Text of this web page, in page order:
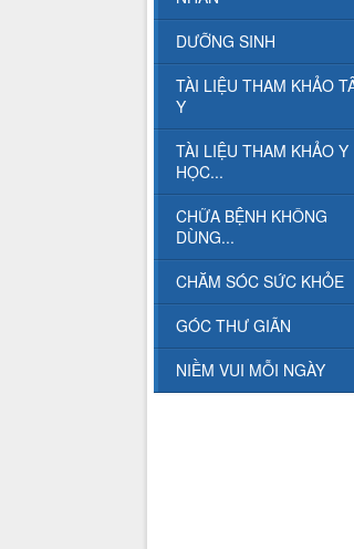
DƯỠNG SINH
TÀI LIỆU THAM KHẢO
Y
TÀI LIỆU THAM KHẢO Y
HỌC...
CHỮA BỆNH KHÔNG
DÙNG...
CHĂM SÓC SỨC KHỎE
GÓC THƯ GIÃN
NIỀM VUI MỖI NGÀY